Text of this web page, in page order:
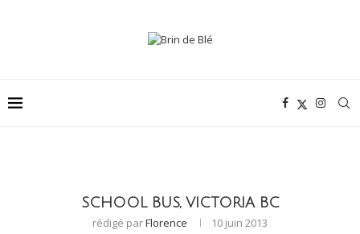
SCHOOL BUS, VICTORIA BC
rédigé parFlorence 10 juin 2013